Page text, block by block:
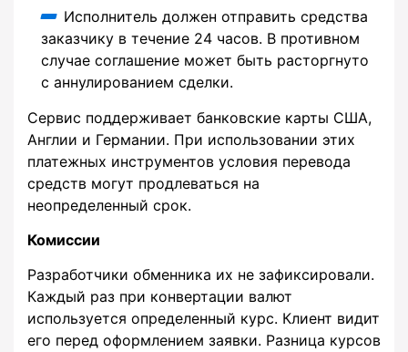
Исполнитель должен отправить средства
заказчику в течение 24 часов. В противном
случае соглашение может быть расторгнуто
с аннулированием сделки.
Сервис поддерживает банковские карты США,
Англии и Германии. При использовании этих
платежных инструментов условия перевода
средств могут продлеваться на
неопределенный срок.
Комиссии
Разработчики обменника их не зафиксировали.
Каждый раз при конвертации валют
используется определенный курс. Клиент видит
его перед оформлением заявки. Разница курсов